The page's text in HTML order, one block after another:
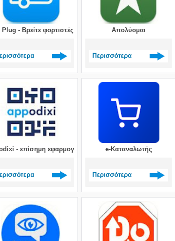
Plug - Βρείτε φορτιστές αυτοκινήτου
Δείτε περισσότερα >
Απολύομαι
Δείτε περισσότερα >
- επίσημη εφαρμογή ΑΑΔΕ
Δείτε περισσότερα >
e-Καταναλωτής
Δείτε περισσότερα >